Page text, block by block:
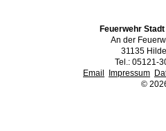
Feuerwehr
An der
31135
Tel.: 05121-
Email Impressum
©